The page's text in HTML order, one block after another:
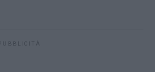
PUBBLICITÀ